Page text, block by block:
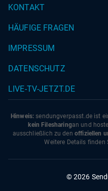
KONTAKT
HÄUFIGE FRAGEN
IMPRESSUM
DATENSCHUTZ
LIVE-TV-JETZT.DE
Hinweis: sendungverpasst.de ist
kein Filesharingan und
ausschließlich zu den offiziellen
Weitere Details finden
© 2026